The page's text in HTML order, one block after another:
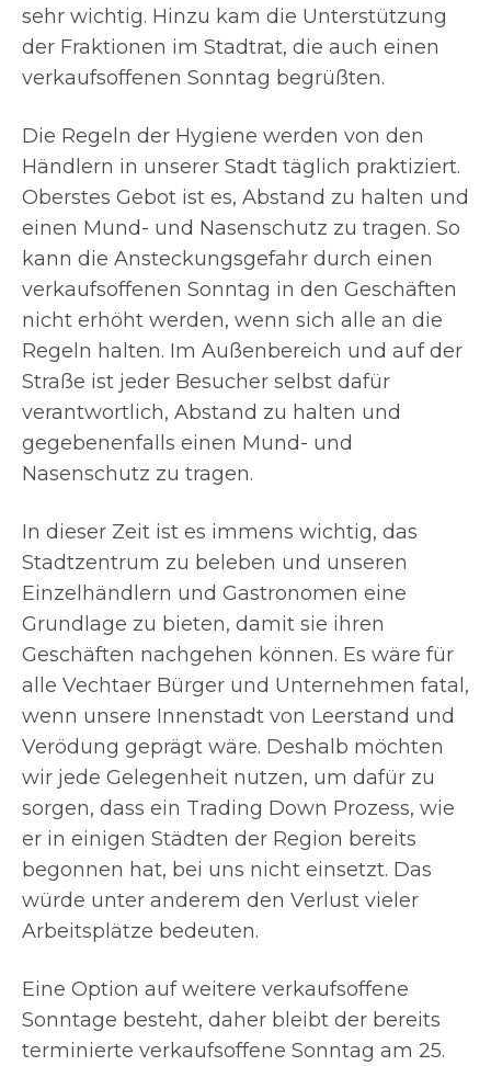
sehr wichtig. Hinzu kam die Unterstützung
der Fraktionen im Stadtrat, die auch einen
verkaufsoffenen Sonntag begrüßten.
Die Regeln der Hygiene werden von den
Händlern in unserer Stadt täglich praktiziert.
Oberstes Gebot ist es, Abstand zu halten und
einen Mund- und Nasenschutz zu tragen. So
kann die Ansteckungsgefahr durch einen
verkaufsoffenen Sonntag in den Geschäften
nicht erhöht werden, wenn sich alle an die
Regeln halten. Im Außenbereich und auf der
Straße ist jeder Besucher selbst dafür
verantwortlich, Abstand zu halten und
gegebenenfalls einen Mund- und
Nasenschutz zu tragen.
In dieser Zeit ist es immens wichtig, das
Stadtzentrum zu beleben und unseren
Einzelhändlern und Gastronomen eine
Grundlage zu bieten, damit sie ihren
Geschäften nachgehen können. Es wäre für
alle Vechtaer Bürger und Unternehmen fatal,
wenn unsere Innenstadt von Leerstand und
Verödung geprägt wäre. Deshalb möchten
wir jede Gelegenheit nutzen, um dafür zu
sorgen, dass ein Trading Down Prozess, wie
er in einigen Städten der Region bereits
begonnen hat, bei uns nicht einsetzt. Das
würde unter anderem den Verlust vieler
Arbeitsplätze bedeuten.
Eine Option auf weitere verkaufsoffene
Sonntage besteht, daher bleibt der bereits
terminierte verkaufsoffene Sonntag am 25.